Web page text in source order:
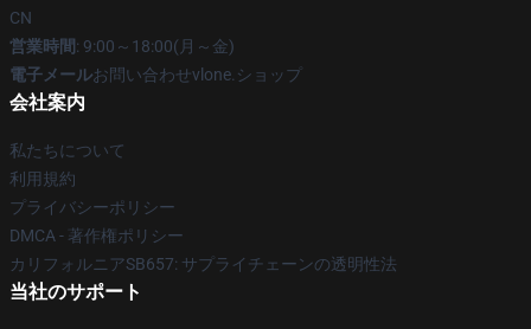
CN
営業時間: 9:00～18:00(月～金)
電子メールお問い合わせvlone.ショップ
会社案内
私たちについて
利用規約
プライバシーポリシー
DMCA - 著作権ポリシー
カリフォルニアSB657: サプライチェーンの透明性法
当社のサポート